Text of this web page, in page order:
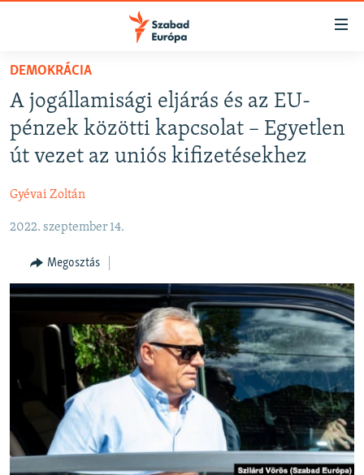
Akadálymentes
Ugrás
fő
oldalra
Ugrás
tartalomjegyzékre
Ugrás
NAPIRENDEN
AKTUÁLIS
PODCASTOK
ELEMZŐ
NER15
SZABADON
TÁRSADALOM
DEMOKRÁCIA
A PÉNZ NYOMÁBAN
EURÓPAI UNIÓ
KLÍMAVÁLTOZÁS
A MÚLT TANULSÁGAI
DEMOKRÁCIA
A jogállamisági eljárás és az EU-
pénzek közötti kapcsolat – Egyetlen
út vezet az uniós kifizetésekhez
Gyévai Zoltán
2022. szeptember 14.
Megosztás
FELIRATKOZÁS